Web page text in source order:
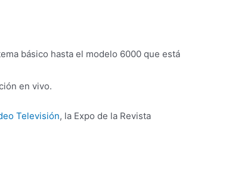
básico hasta el modelo 6000 que está
en vivo.
Televisión, la Expo de la Revista